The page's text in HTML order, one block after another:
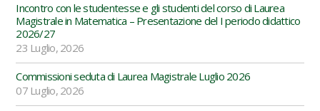
Incontro con le studentesse e gli studenti del corso di Laurea
Magistrale in Matematica – Presentazione del I periodo didattico
2026/27
23 Luglio, 2026
Commissioni seduta di Laurea Magistrale Luglio 2026
07 Luglio, 2026